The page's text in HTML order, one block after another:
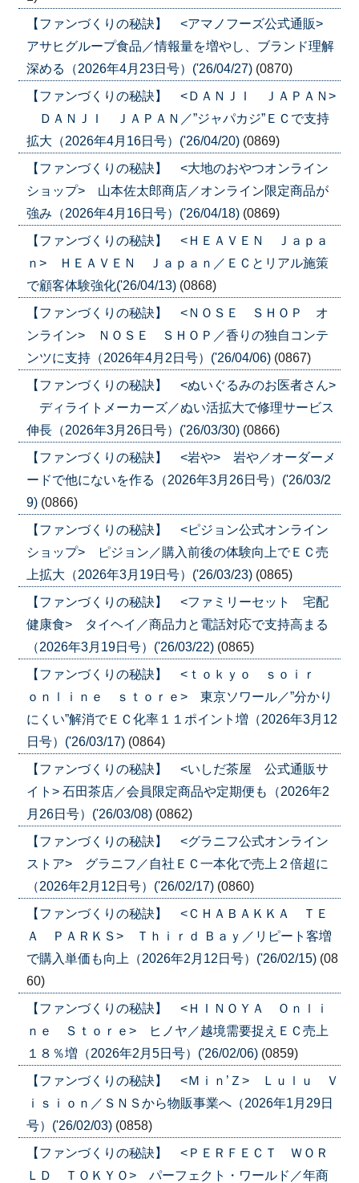
【ファンづくりの秘訣】 <アマノフーズ公式通販>
アサヒグループ食品／情報量を増やし、ブランド理解
深める（2026年4月23日号）('26/04/27) (0870)
【ファンづくりの秘訣】 <ＤＡＮＪＩ ＪＡＰＡＮ>
ＤＡＮＪＩ ＪＡＰＡＮ／”ジャパカジ”ＥＣで支持
拡大（2026年4月16日号）('26/04/20) (0869)
【ファンづくりの秘訣】 <大地のおやつオンライン
ショップ> 山本佐太郎商店／オンライン限定商品が
強み（2026年4月16日号）('26/04/18) (0869)
【ファンづくりの秘訣】 <ＨＥＡＶＥＮ Ｊａｐａ
ｎ> ＨＥＡＶＥＮ Ｊａｐａｎ／ＥＣとリアル施策
で顧客体験強化('26/04/13) (0868)
【ファンづくりの秘訣】 <ＮＯＳＥ ＳＨＯＰ オ
ンライン> ＮＯＳＥ ＳＨＯＰ／香りの独自コンテ
ンツに支持（2026年4月2日号）('26/04/06) (0867)
【ファンづくりの秘訣】 <ぬいぐるみのお医者さん>
ディライトメーカーズ／ぬい活拡大で修理サービス
伸長（2026年3月26日号）('26/03/30) (0866)
【ファンづくりの秘訣】 <岩や> 岩や／オーダーメ
ードで他にないを作る（2026年3月26日号）('26/03/2
9) (0866)
【ファンづくりの秘訣】 <ピジョン公式オンライン
ショップ> ピジョン／購入前後の体験向上でＥＣ売
上拡大（2026年3月19日号）('26/03/23) (0865)
【ファンづくりの秘訣】 <ファミリーセット 宅配
健康食> タイヘイ／商品力と電話対応で支持高まる
（2026年3月19日号）('26/03/22) (0865)
【ファンづくりの秘訣】 <ｔｏｋｙｏ ｓｏｉｒ
ｏｎｌｉｎｅ ｓｔｏｒｅ> 東京ソワール／”分かり
にくい”解消でＥＣ化率１１ポイント増（2026年3月12
日号）('26/03/17) (0864)
【ファンづくりの秘訣】 <いしだ茶屋 公式通販サ
イト> 石田茶店／会員限定商品や定期便も（2026年2
月26日号）('26/03/08) (0862)
【ファンづくりの秘訣】 <グラニフ公式オンライン
ストア> グラニフ／自社ＥＣ一本化で売上２倍超に
（2026年2月12日号）('26/02/17) (0860)
【ファンづくりの秘訣】 <ＣＨＡＢＡＫＫＡ ＴＥ
Ａ ＰＡＲＫＳ> Ｔｈｉｒｄ Ｂａｙ／リピート客増
で購入単価も向上（2026年2月12日号）('26/02/15) (08
60)
【ファンづくりの秘訣】 <ＨＩＮＯＹＡ Ｏｎｌｉ
ｎｅ Ｓｔｏｒｅ> ヒノヤ／越境需要捉えＥＣ売上
１８％増（2026年2月5日号）('26/02/06) (0859)
【ファンづくりの秘訣】 <Ｍｉｎ’Ｚ> Ｌｕｌｕ Ｖ
ｉｓｉｏｎ／ＳＮＳから物販事業へ（2026年1月29日
号）('26/02/03) (0858)
【ファンづくりの秘訣】 <ＰＥＲＦＥＣＴ ＷＯＲ
ＬＤ ＴＯＫＹＯ> パーフェクト・ワールド／年商